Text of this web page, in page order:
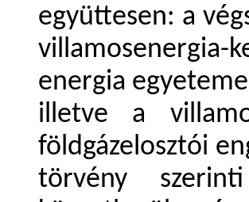
együttesen: a
energia
illetve a
földgázelosztói
törvény